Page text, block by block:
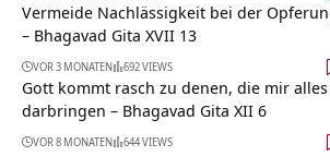
Vermeide Nachlässigkeit bei der
– Bhagavad Gita XVII 13
VOR 3 MONATEN 692 VIEWS
Gott kommt rasch zu denen, die mir alles
darbringen – Bhagavad Gita XII 6
VOR 8 MONATEN 644 VIEWS